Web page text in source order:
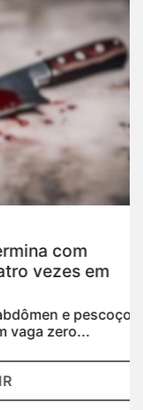
com
vezes em
e pescoço
zero...